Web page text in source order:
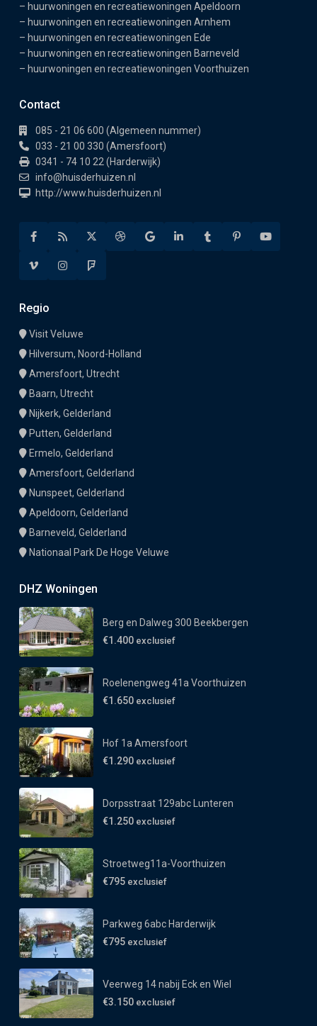
– huurwoningen en recreatiewoningen Apeldoorn
– huurwoningen en recreatiewoningen Arnhem
– huurwoningen en recreatiewoningen Ede
– huurwoningen en recreatiewoningen Barneveld
– huurwoningen en recreatiewoningen Voorthuizen
Contact
085 - 21 06 600 (Algemeen nummer)
033 - 21 00 330 (Amersfoort)
0341 - 74 10 22 (Harderwijk)
info@huisderhuizen.nl
http://www.huisderhuizen.nl
Regio
Visit Veluwe
Hilversum, Noord-Holland
Amersfoort, Utrecht
Baarn, Utrecht
Nijkerk, Gelderland
Putten, Gelderland
Ermelo, Gelderland
Amersfoort, Gelderland
Nunspeet, Gelderland
Apeldoorn, Gelderland
Barneveld, Gelderland
Nationaal Park De Hoge Veluwe
DHZ Woningen
Berg en Dalweg 300 Beekbergen
€1.400 exclusief
Roelenengweg 41a Voorthuizen
€1.650 exclusief
Hof 1a Amersfoort
€1.290 exclusief
Dorpsstraat 129abc Lunteren
€1.250 exclusief
Stroetweg11a-Voorthuizen
€795 exclusief
Parkweg 6abc Harderwijk
€795 exclusief
Veerweg 14 nabij Eck en Wiel
€3.150 exclusief